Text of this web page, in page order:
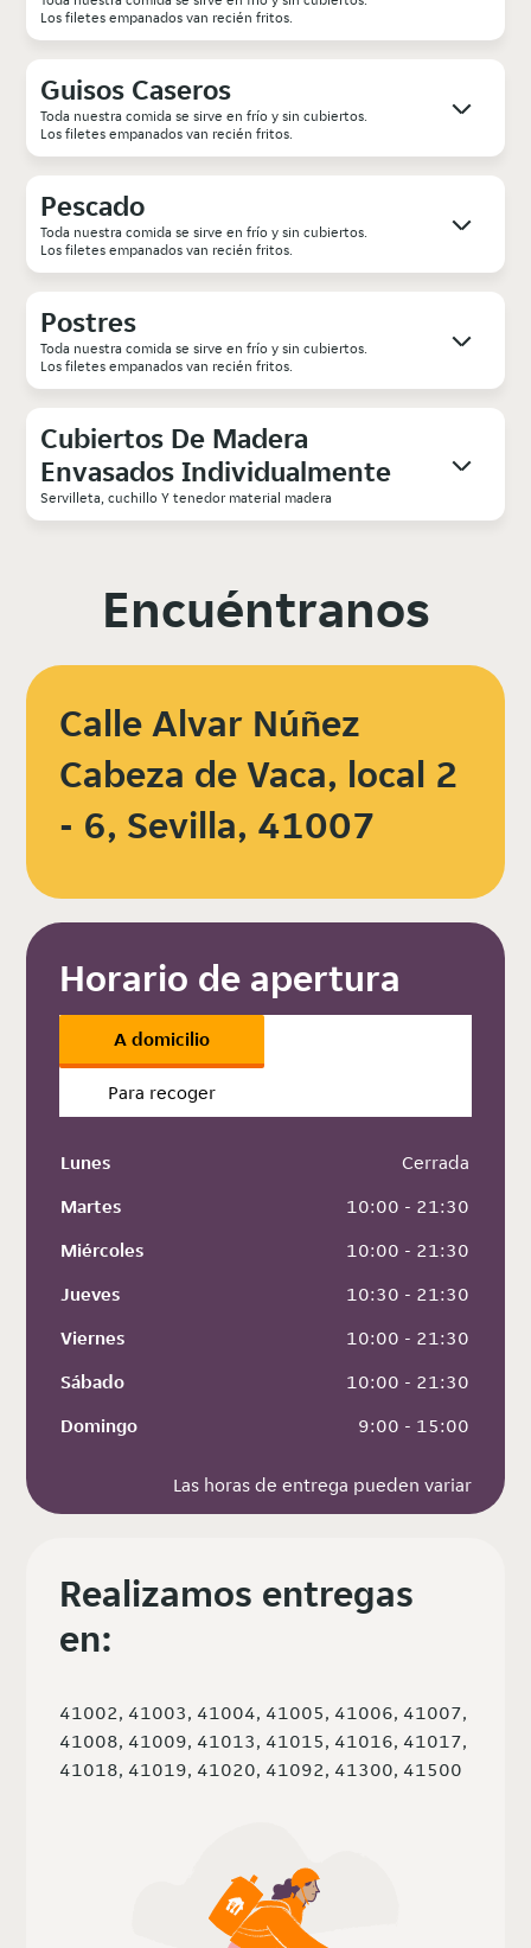
Los filetes empanados van recién fritos.
Guisos Caseros
Toda nuestra comida se sirve en frío y sin cubiertos.
Los filetes empanados van recién fritos.
Pescado
Toda nuestra comida se sirve en frío y sin cubiertos.
Los filetes empanados van recién fritos.
Postres
Toda nuestra comida se sirve en frío y sin cubiertos.
Los filetes empanados van recién fritos.
Cubiertos De Madera
Envasados Individualmente
Servilleta, cuchillo Y tenedor material madera
Encuéntranos
Calle Alvar Núñez
Cabeza de Vaca, local 2
- 6, Sevilla, 41007
Horario de apertura
A domicilio
Para recoger
Lunes
Cerrada
Martes
10:00 - 21:30
Miércoles
10:00 - 21:30
Jueves
10:30 - 21:30
Viernes
10:00 - 21:30
Sábado
10:00 - 21:30
Domingo
9:00 - 15:00
Las horas de entrega pueden variar
Realizamos entregas
en:
41002, 41003, 41004, 41005, 41006, 41007,
41008, 41009, 41013, 41015, 41016, 41017,
41018, 41019, 41020, 41092, 41300, 41500